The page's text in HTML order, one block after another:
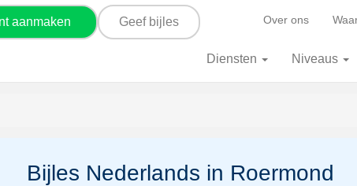
aanmaken Geef bijles Over ons
Diensten Niveaus
Bijles Nederlands in Roermond